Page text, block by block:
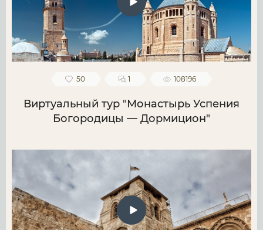
50 1 108196
Виртуальный тур "Монастырь Успения
Богородицы — Дормицион"